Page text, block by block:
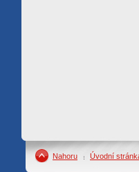
Nahoru Úvodní